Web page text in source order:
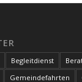
Begleitdienst
Gemeindefahrten